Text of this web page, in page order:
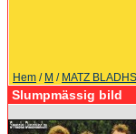
Hem / M / MATZ BLADHS
Slumpmässig bild